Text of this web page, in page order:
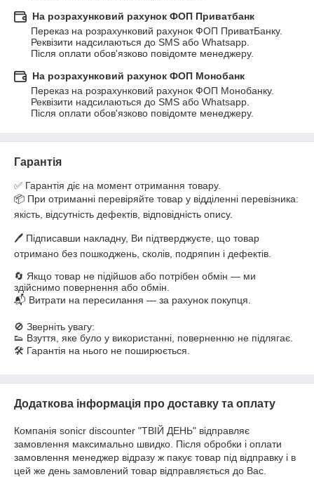
На розрахунковий рахунок ФОП Приватбанк
Переказ на розрахунковий рахунок ФОП ПриватБанку.
Реквізити надсилаються до SMS або Whatsapp.
Після оплати обов'язково повідомте менеджеру.
На розрахунковий рахунок ФОП Монобанк
Переказ на розрахунковий рахунок ФОП Монобанку.
Реквізити надсилаються до SMS або Whatsapp.
Після оплати обов'язково повідомте менеджеру.
Гарантія
✅ Гарантія діє на момент отримання товару.
📦 При отриманні перевіряйте товар у відділенні перевізника:
якість, відсутність дефектів, відповідність опису.
🖊️ Підписавши накладну, Ви підтверджуєте, що товар
отримано без пошкоджень, сколів, подряпин і дефектів.
🔄 Якщо товар не підійшов або потрібен обмін — ми
здійснимо повернення або обмін.
📬 Витрати на пересилання — за рахунок покупця.
🚫 Зверніть увагу:
👟 Взуття, яке було у використанні, поверненню не підлягає.
🛠️ Гарантія на нього не поширюється.
Додаткова інформація про доставку та оплату
Компанія sonicr discounter "ТВІЙ ДЕНЬ" відправляє
замовлення максимально швидко. Після обробки і оплати
замовлення менеджер відразу ж пакує товар під відправку і в
цей же день замовлений товар відправляється до Вас.